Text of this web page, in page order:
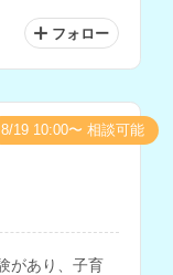
フォロー
があり、子育
8/19 10:00〜 相談可能